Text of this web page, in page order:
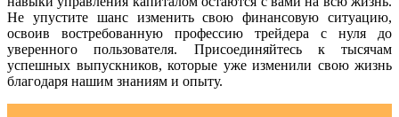
Не упустите шанс изменить свою финансовую ситуацию,
освоив востребованную профессию трейдера с нуля до
уверенного пользователя. Присоединяйтесь к тысячам
успешных выпускников, которые уже изменили свою жизнь
благодаря нашим знаниям и опыту.